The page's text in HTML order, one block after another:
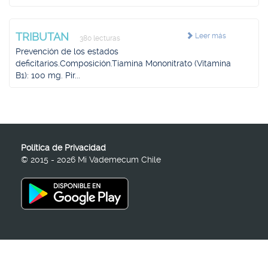
Leer más
TRIBUTAN 380 lecturas
Prevención de los estados
deficitarios.Composición.Tiamina Mononitrato (Vitamina
B1): 100 mg. Pir...
Política de Privacidad
© 2015 - 2026 Mi Vademecum Chile